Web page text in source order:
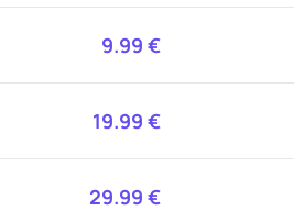
9.99 €
19.99 €
29.99 €